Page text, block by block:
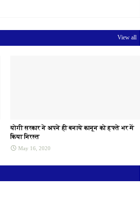
View all
योगी सरकार ने अपने ही बनाये कानून को हफ्ते भर में
किया निरस्त
May 16, 2020